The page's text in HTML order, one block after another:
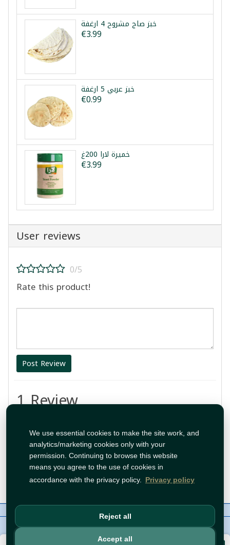
We use essential cookies to make the site work, and
analytics/marketing cookies only with your
permission. Continuing to browse this website
means you agree to the use of cookies in
accordance with the privacy policy. Privacy policy
Reject all
Accept all
خبز صاج مشروح 4 ارغفة
€3.99
خبز عربي 5 ارغفة
€0.99
خميرة لارا 200غ
€3.99
User reviews
0/5
Rate this product!
Post Review
1 Review
طعم طيب
By:tahadiy
May 8, 2024 9:44:27 PM
About Us
WhatsApp
Copyright©Tawfeer 2018-2026